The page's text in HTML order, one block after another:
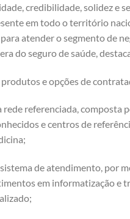
credibilidade, solidez e
em todo o território
atender o segmento de
do seguro de saúde,
e opções de
rede referenciada, composta
e centros de
de atendimento, por
em informatização e